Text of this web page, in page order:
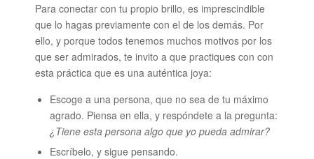
Para conectar con tu propio brillo, es imprescindible
que lo hagas previamente con el de los demás. Por
ello, y porque todos tenemos muchos motivos por los
que ser admirados, te invito a que practiques con con
esta práctica que es una auténtica joya:
Escoge a una persona, que no sea de tu máximo
agrado. Piensa en ella, y respóndete a la pregunta:
¿Tiene esta persona algo que yo pueda admirar?
Escríbelo, y sigue pensando.